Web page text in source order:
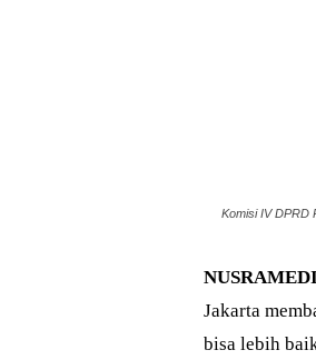
Komisi IV DPRD
Jakarta
bisa lebih